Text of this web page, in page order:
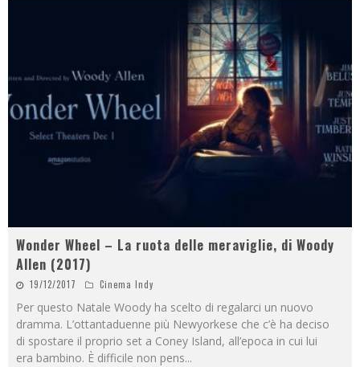
Wonder Wheel – La ruota delle meraviglie, di Woody
Allen (2017)
19/12/2017 Cinema Indy
Per questo Natale Woody ha scelto di regalarci un nuovo
dramma. L’ottantaduenne più Newyorkese che c’è ha deciso
di spostare il proprio set a Coney Island, all’epoca in cui lui
era bambino. È difficile non pens...